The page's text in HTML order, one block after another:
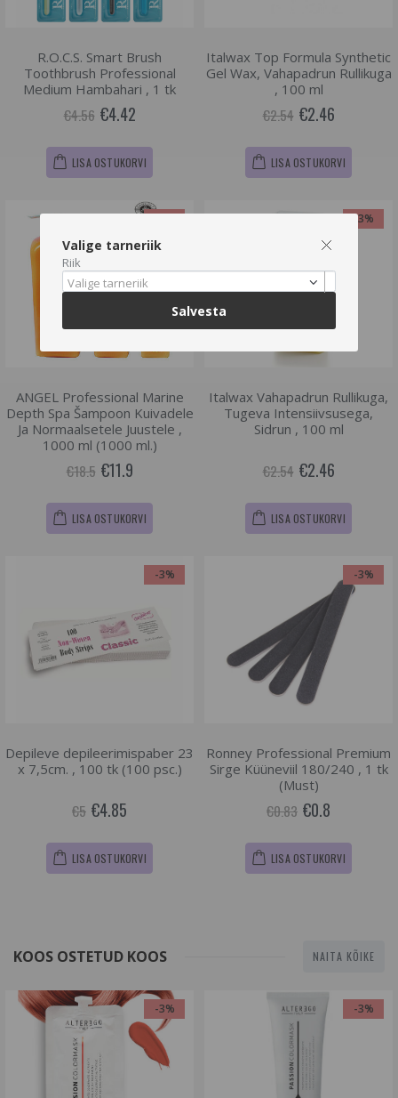
R.O.C.S. Smart Brush
Toothbrush Professional
Medium Hambahari , 1 tk
€4.56 €4.42
LISA OSTUKORVI
Italwax Top Formula Synthetic
Gel Wax, Vahapadrun Rullikuga
, 100 ml
€2.54 €2.46
LISA OSTUKORVI
-36%
ANGEL Professional Marine
Depth Spa Šampoon Kuivadele
Ja Normaalsetele Juustele ,
1000 ml (1000 ml.)
€18.5 €11.9
LISA OSTUKORVI
-3%
Italwax Vahapadrun Rullikuga,
Tugeva Intensiivsusega,
Sidrun , 100 ml
€2.54 €2.46
LISA OSTUKORVI
-3%
Depileve depileerimispaber 23
x 7,5cm. , 100 tk (100 psc.)
€5 €4.85
LISA OSTUKORVI
-3%
Ronney Professional Premium
Sirge Küüneviil 180/240 , 1 tk
(Must)
€0.83 €0.8
LISA OSTUKORVI
KOOS OSTETUD KOOS NAITA KÕIKE
-3% -3%
Valige tarneriik
Riik
Valige tarneriik
Salvesta